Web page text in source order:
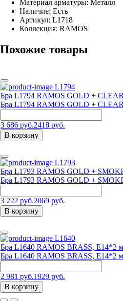
Материал арматуры: Металл
Наличие: Есть
Артикул: L1718
Коллекция: RAMOS
Похожие товары
L1794
Бра L1794 RAMOS GOLD +
Бра L1794 RAMOS GOLD +
3 686 руб.2418 руб.
В корзину
L1793
Бра L1793 RAMOS GOLD +
Бра L1793 RAMOS GOLD +
3 222 руб.2069 руб.
В корзину
L1640
Бра L1640 RAMOS BRASS, E14*2
Бра L1640 RAMOS BRASS, E14*2
2 981 руб.1929 руб.
В корзину